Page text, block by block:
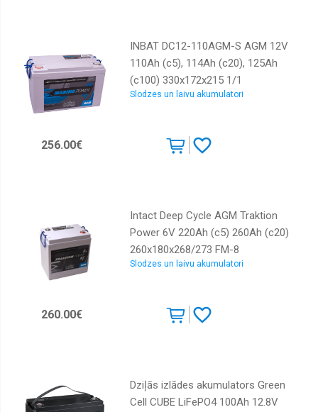
INBAT DC12-110AGM-S AGM 12V
110Ah (c5), 114Ah (c20), 125Ah
(c100) 330x172x215 1/1
EAN4250227555753
Slodzes un laivu akumulatori
256.00€
Intact Deep Cycle AGM Traktion
Power 6V 220Ah (c5) 260Ah (c20)
260x180x268/273 FM-8
EAN4250227555197
Slodzes un laivu akumulatori
260.00€
Dziļās izlādes akumulators Green
Cell CUBE LiFePO4 100Ah 12.8V